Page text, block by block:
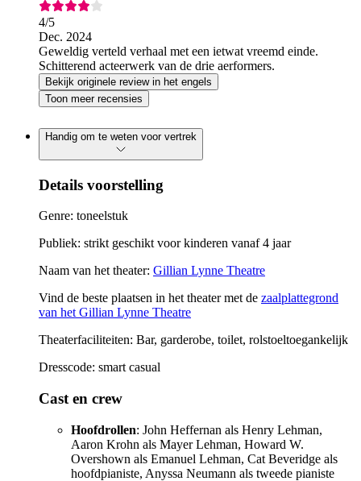
4/5
Dec. 2024
Geweldig verteld verhaal met een ietwat vreemd einde.
Schitterend acteerwerk van de drie aerformers.
Bekijk originele review in het engels
Toon meer recensies
Handig om te weten voor vertrek
Details voorstelling
Genre: toneelstuk
Publiek: strikt geschikt voor kinderen vanaf 4 jaar
Naam van het theater: Gillian Lynne Theatre
Vind de beste plaatsen in het theater met de zaalplattegrond
van het Gillian Lynne Theatre
Theaterfaciliteiten: Bar, garderobe, toilet, rolstoeltoegankelijk
Dresscode: smart casual
Cast en crew
Hoofdrollen: John Heffernan als Henry Lehman,
Aaron Krohn als Mayer Lehman, Howard W.
Overshown als Emanuel Lehman, Cat Beveridge als
hoofdpianiste, Anyssa Neumann als tweede pianiste